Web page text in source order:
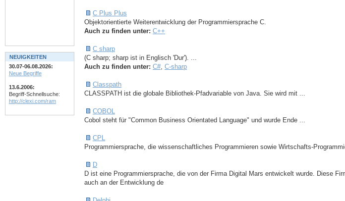
C Plus Plus
Objektorientierte Weiterentwicklung der Programmiersprache C.
Auch zu finden unter: C++
C sharp
(C sharp; sharp ist in Englisch 'Dur'). ...
Auch zu finden unter: C#, C-sharp
Classpath
CLASSPATH ist die globale Bibliothek-Pfadvariable von Java. Sie wird mit ...
COBOL
Cobol steht für "Common Business Orientated Language" und wurde Ende ...
CPL
Programmiersprache, die wissenschaftliches Programmieren sowie Wirtschafts-
D
D ist eine Programmiersprache, die von der Firma Digital Mars entwickelt wurde. Diese
auch an der Entwicklung de
NEUIGKEITEN
30.07-06.08.2026:
Neue Begriffe
13.6.2006:
Begriff-Schnellsuche:
http://clexi.com/ram